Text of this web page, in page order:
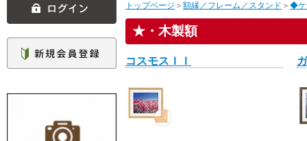
トップページ ＞ 額縁／フレーム／スタンド ＞ ◆ケ
・木製額
コスモスＩＩ